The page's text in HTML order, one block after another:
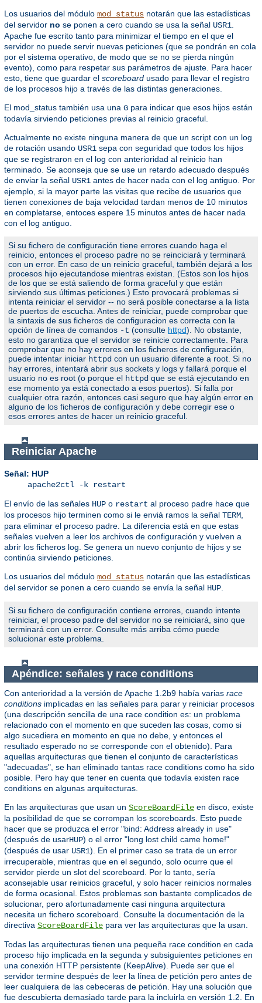
Los usuarios del módulo mod_status notarán que las estadísticas
del servidor no se ponen a cero cuando se usa la señal USR1
Apache fue escrito tanto para minimizar el tiempo en el que el
servidor no puede servir nuevas peticiones (que se pondrán en cola
por el sistema operativo, de modo que se no se pierda ningún
evento), como para respetar sus parámetros de ajuste. Para hacer
esto, tiene que guardar el scoreboard usado para llevar el registro
de los procesos hijo a través de las distintas generaciones.
El mod_status también usa una G para indicar que esos hijos están
todavía sirviendo peticiones previas al reinicio graceful.
Actualmente no existe ninguna manera de que un script con un log
de rotación usando USR1 sepa con seguridad que todos los hijos
que se registraron en el log con anterioridad al reinicio han
terminado. Se aconseja que se use un retardo adecuado después
de enviar la señal USR1 antes de hacer nada con el log antiguo. Por
ejemplo, si la mayor parte las visitas que recibe de usuarios que
tienen conexiones de baja velocidad tardan menos de 10 minutos
en completarse, entoces espere 15 minutos antes de hacer nada
con el log antiguo.
Si su fichero de configuración tiene errores cuando haga el
reinicio, entonces el proceso padre no se reinciciará y terminará
con un error. En caso de un reinicio graceful, también dejará a los
procesos hijo ejecutandose mientras existan. (Estos son los hijos
de los que se está saliendo de forma graceful y que están
sirviendo sus últimas peticiones.) Esto provocará problemas si
intenta reiniciar el servidor -- no será posible conectarse a la lista
de puertos de escucha. Antes de reiniciar, puede comprobar que
la sintaxis de sus ficheros de configuracion es correcta con la
opción de línea de comandos -t (consulte httpd). No obstante,
esto no garantiza que el servidor se reinicie correctamente. Para
comprobar que no hay errores en los ficheros de configuración,
puede intentar iniciar httpd con un usuario diferente a root. Si no
hay errores, intentará abrir sus sockets y logs y fallará porque el
usuario no es root (o porque el httpd que se está ejecutando en
ese momento ya está conectado a esos puertos). Si falla por
cualquier otra razón, entonces casi seguro que hay algún error en
alguno de los ficheros de configuración y debe corregir ese o
esos errores antes de hacer un reinicio graceful.
Reiniciar Apache
Señal: HUP
apache2ctl -k restart
El envío de las señales HUP o restart al proceso padre hace que
los procesos hijo terminen como si le enviá ramos la señal TERM
para eliminar el proceso padre. La diferencia está en que estas
señales vuelven a leer los archivos de configuración y vuelven a
abrir los ficheros log. Se genera un nuevo conjunto de hijos y se
continúa sirviendo peticiones.
Los usuarios del módulo mod_status notarán que las estadísticas
del servidor se ponen a cero cuando se envía la señal HUP
Si su fichero de configuración contiene errores, cuando intente
reiniciar, el proceso padre del servidor no se reiniciará, sino que
terminará con un error. Consulte más arriba cómo puede
solucionar este problema.
Apéndice: señales y race conditions
Con anterioridad a la versión de Apache 1.2b9 había varias race
conditions implicadas en las señales para parar y reiniciar procesos
(una descripción sencilla de una race condition es: un problema
relacionado con el momento en que suceden las cosas, como si
algo sucediera en momento en que no debe, y entonces el
resultado esperado no se corresponde con el obtenido). Para
aquellas arquitecturas que tienen el conjunto de características
"adecuadas", se han eliminado tantas race conditions como ha sido
posible. Pero hay que tener en cuenta que todavía existen race
conditions en algunas arquitecturas.
En las arquitecturas que usan un ScoreBoardFile en disco, existe
la posibilidad de que se corrompan los scoreboards. Esto puede
hacer que se produzca el error "bind: Address already in use"
(después de usarHUP) o el error "long lost child came home!"
(después de usar USR1). En el primer caso se trata de un error
irrecuperable, mientras que en el segundo, solo ocurre que el
servidor pierde un slot del scoreboard. Por lo tanto, sería
aconsejable usar reinicios graceful, y solo hacer reinicios normales
de forma ocasional. Estos problemas son bastante complicados de
solucionar, pero afortunadamente casi ninguna arquitectura
necesita un fichero scoreboard. Consulte la documentación de la
directiva ScoreBoardFile para ver las arquitecturas que la usan.
Todas las arquitecturas tienen una pequeña race condition en cada
proceso hijo implicada en la segunda y subsiguientes peticiones en
una conexión HTTP persistente (KeepAlive). Puede ser que el
servidor termine después de leer la línea de petición pero antes de
leer cualquiera de las cebeceras de petición. Hay una solución que
fue descubierta demasiado tarde para la incluirla en versión 1.2. En